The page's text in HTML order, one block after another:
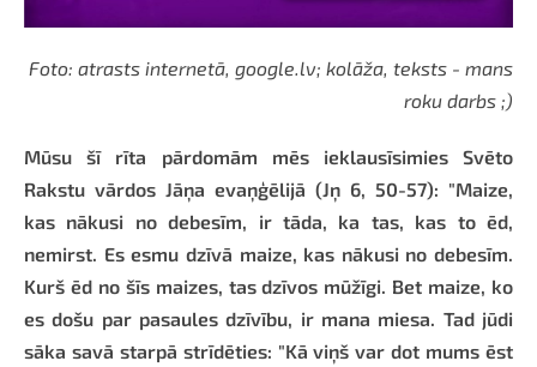
Foto: atrasts internetā, google.lv; kolāža, teksts - mans
roku darbs ;)
Mūsu šī rīta pārdomām mēs ieklausīsimies Svēto
Rakstu vārdos Jāņa evaņģēlijā (Jņ 6, 50-57): "Maize,
kas nākusi no debesīm, ir tāda, ka tas, kas to ēd,
nemirst. Es esmu dzīvā maize, kas nākusi no debesīm.
Kurš ēd no šīs maizes, tas dzīvos mūžīgi. Bet maize, ko
es došu par pasaules dzīvību, ir mana miesa. Tad jūdi
sāka savā starpā strīdēties: "Kā viņš var dot mums ēst